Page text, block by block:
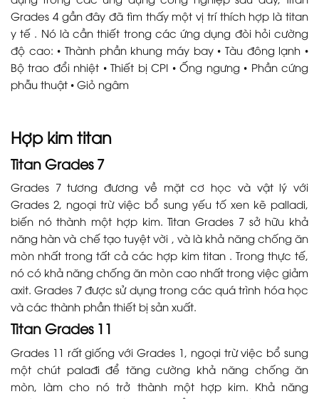
Grades 4 gần đây đã tìm thấy một vị trí thích hợp là titan
y tế . Nó là cần thiết trong các ứng dụng đòi hỏi cường
độ cao: • Thành phần khung máy bay • Tàu đông lạnh •
Bộ trao đổi nhiệt • Thiết bị CPI • Ống ngưng • Phần cứng
phẫu thuật • Giỏ ngâm
Hợp kim titan
Titan Grades 7
Grades 7 tương đương về mặt cơ học và vật lý với
Grades 2, ngoại trừ việc bổ sung yếu tố xen kẽ palladi,
biến nó thành một hợp kim. Titan Grades 7 sở hữu khả
năng hàn và chế tạo tuyệt vời , và là khả năng chống ăn
mòn nhất trong tất cả các hợp kim titan . Trong thực tế,
nó có khả năng chống ăn mòn cao nhất trong việc giảm
axit. Grades 7 được sử dụng trong các quá trình hóa học
và các thành phần thiết bị sản xuất.
Titan Grades 11
Grades 11 rất giống với Grades 1, ngoại trừ việc bổ sung
một chút palađi để tăng cường khả năng chống ăn
mòn, làm cho nó trở thành một hợp kim. Khả năng